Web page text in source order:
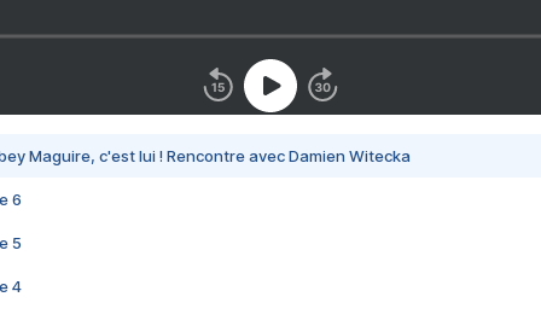
Maguire, c'est lui ! Rencontre avec Damien Witecka
6
5
4